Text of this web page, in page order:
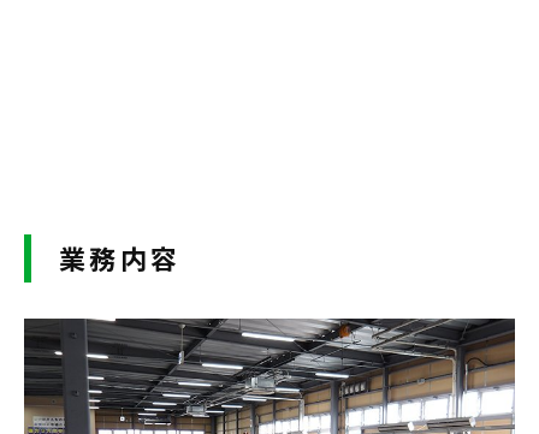
業務内容